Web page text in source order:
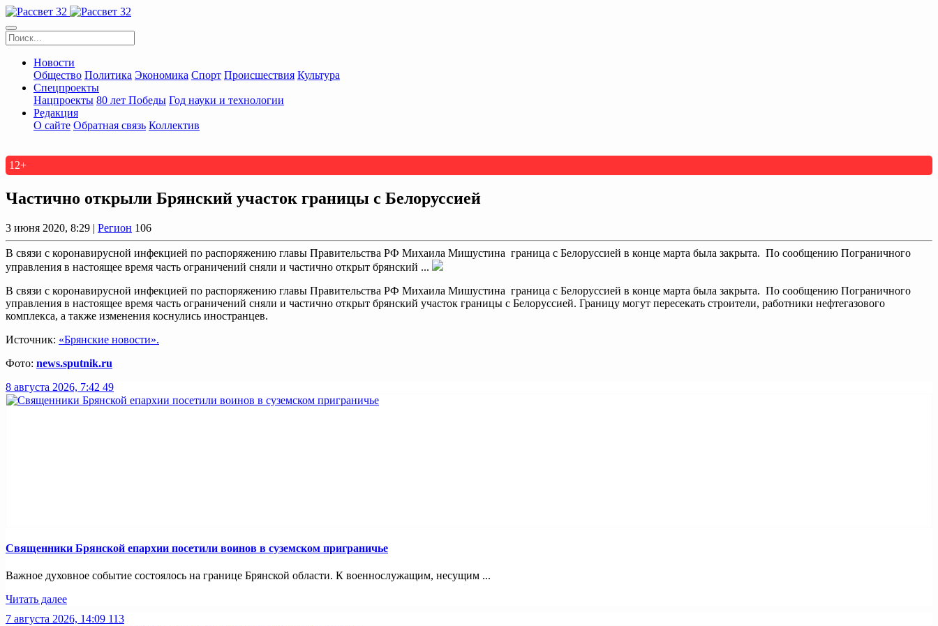
Новости
Общество Политика Экономика Спорт Происшествия Культура
Спецпроекты
Нацпроекты 80 лет Победы Год науки и технологии
Редакция
О сайте Обратная связь Коллектив
12+
Частично открыли Брянский участок границы с Белоруссией
3 июня 2020, 8:29 | Регион 106
В связи с коронавирусной инфекцией по распоряжению главы Правительства РФ Михаила Мишустина граница с Белоруссией в конце марта была закрыта. По сообщению Пограничного
управления в настоящее время часть ограничений сняли и частично открыт брянский ...
В связи с коронавирусной инфекцией по распоряжению главы Правительства РФ Михаила Мишустина граница с Белоруссией в конце марта была закрыта. По сообщению Пограничного
управления в настоящее время часть ограничений сняли и частично открыт брянский участок границы с Белоруссией. Границу могут пересекать строители, работники нефтегазового
комплекса, а также изменения коснулись иностранцев.
Источник: «Брянские новости».
Фото: news.sputnik.ru
8 августа 2026, 7:42 49
Священники Брянской епархии посетили воинов в суземском приграничье
Важное духовное событие состоялось на границе Брянской области. К военнослужащим, несущим ...
Читать далее
7 августа 2026, 14:09 113